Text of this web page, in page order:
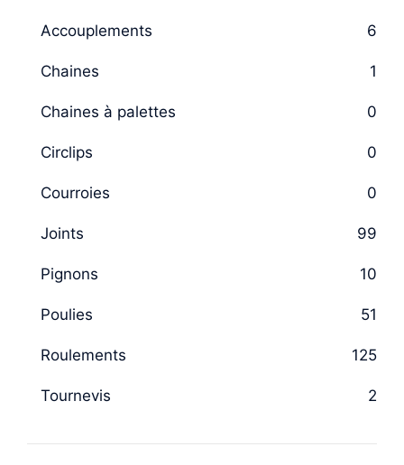
Accouplements 6
Chaines 1
Chaines à palettes 0
Circlips 0
Courroies 0
Joints 99
Pignons 10
Poulies 51
Roulements 125
Tournevis 2